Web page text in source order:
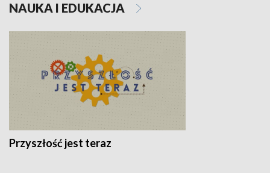
NAUKA I EDUKACJA
Przyszłość jest teraz